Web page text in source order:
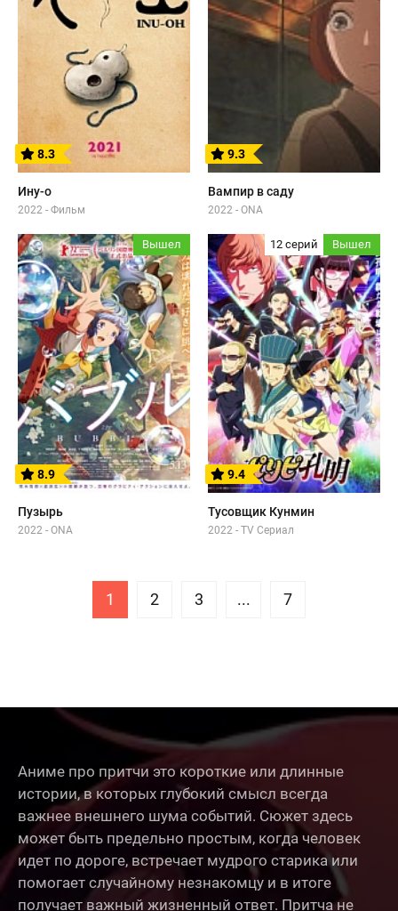
8.3
Ину-о
2022 - Фильм
9.3
Вампир в саду
2022 - ONA
Вышел
8.9
Пузырь
2022 - ONA
12 серий Вышел
9.4
Тусовщик Кунмин
2022 - TV Сериал
1 2 3 ... 7
Аниме про притчи это короткие или длинные
истории, в которых глубокий смысл всегда
важнее внешнего шума событий. Сюжет здесь
может быть предельно простым, когда человек
идет по дороге, встречает мудрого старика или
помогает случайному незнакомцу и в итоге
получает важный жизненный ответ. Притча не